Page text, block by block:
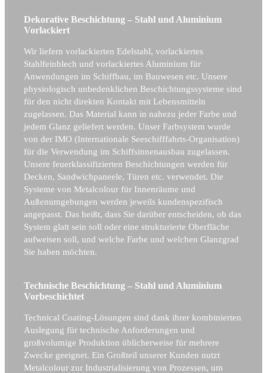
Dekorative Beschichtung – Stahl und Aluminium
Vorlackiert
Wir liefern vorlackierten Edelstahl, vorlackiertes
Stahlfeinblech und vorlackiertes Aluminium für
Anwendungen im Schiffbau, im Bauwesen etc. Unsere
physiologisch unbedenklichen Beschichtungssysteme sind
für den nicht direkten Kontakt mit Lebensmitteln
zugelassen. Das Material kann in nahezu jeder Farbe und
jedem Glanz geliefert werden. Unser Farbsystem wurde
von der IMO (Internationale Seeschifffahrts-Organisation)
für die Verwendung im Schiffsinnenausbau zugelassen.
Unsere feuerklassifizierten Beschichtungen werden für
Decken, Sandwichpaneele, Türen etc. verwendet. Die
Systeme von Metalcolour für Innenräume und
Außenumgebungen werden jeweils kundenspezifisch
angepasst. Das heißt, dass Sie darüber entscheiden, ob das
System glatt sein soll oder eine strukturierte Oberfläche
aufweisen soll, und welche Farbe und welchen Glanzgrad
Sie haben möchten.
Technische Beschichtung – Stahl und Aluminium
Vorbeschichtet
Technical Coating-Lösungen sind dank ihrer kombinierten
Auslegung für technische Anforderungen und
großvolumige Produktion üblicherweise für mehrere
Zwecke geeignet. Ein Großteil unserer Kunden nutzt
Metalcolour zur Industrialisierung von Prozessen, um